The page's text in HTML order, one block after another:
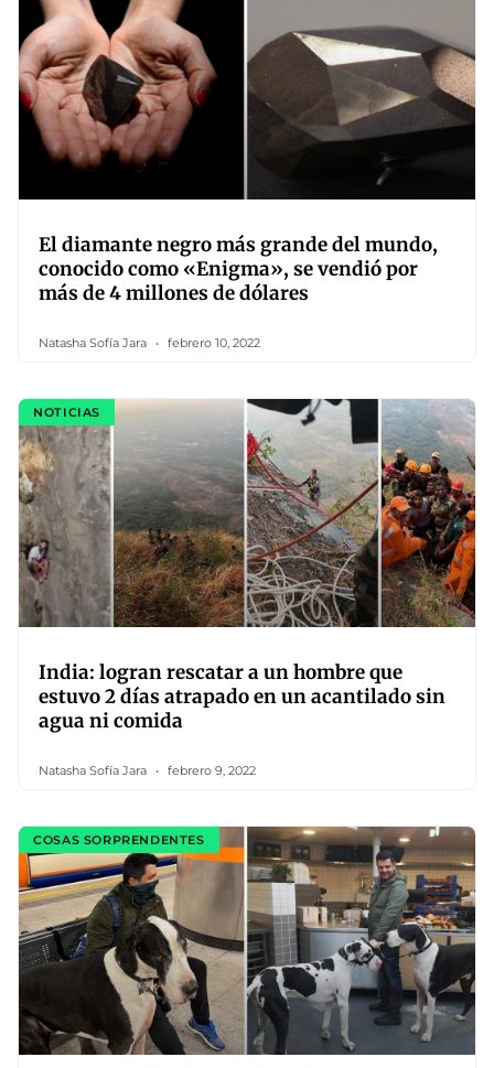
El diamante negro más grande del mundo,
conocido como «Enigma», se vendió por
más de 4 millones de dólares
Natasha Sofía Jara febrero 10, 2022
NOTICIAS
India: logran rescatar a un hombre que
estuvo 2 días atrapado en un acantilado sin
agua ni comida
Natasha Sofía Jara febrero 9, 2022
COSAS SORPRENDENTES